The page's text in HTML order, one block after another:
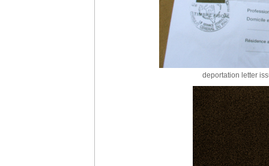
deportation letter